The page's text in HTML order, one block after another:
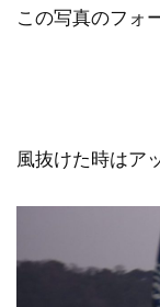
この写真のフォ
風抜けた時はア